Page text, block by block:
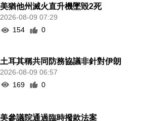
美猶他州滅火直升機墜毀2死
2026-08-09 07:29
154
0
土耳其稱共同防務協議非針對伊朗
2026-08-09 06:57
169
0
美參議院通過臨時撥款法案